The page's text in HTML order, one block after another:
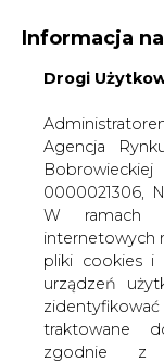
WYDAWCA
WYSOKI
Informacja
Drogi
Agencja
0000021306,
W ramach
internetowych
pliki cookies i
urządzeń
traktowane
zgodnie z